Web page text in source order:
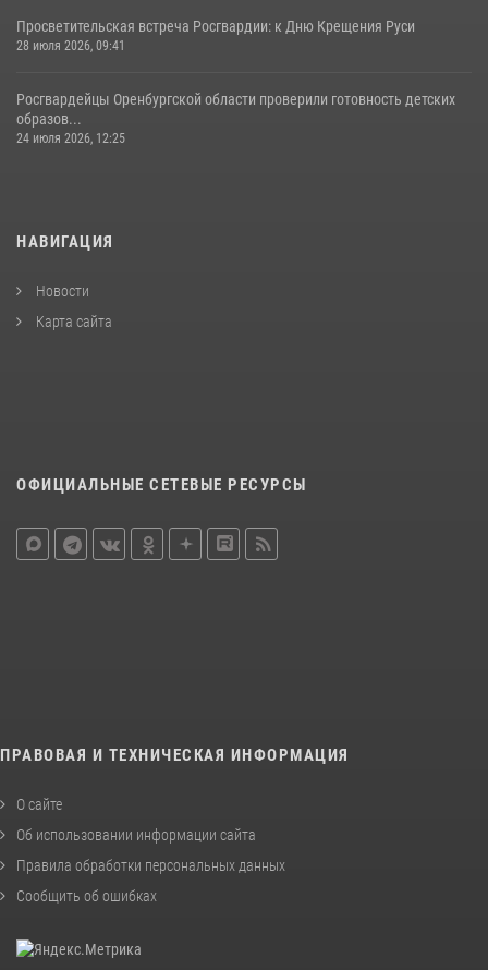
Просветительская встреча Росгвардии: к Дню Крещения Руси
28 июля 2026, 09:41
Росгвардейцы Оренбургской области проверили готовность детских
образов...
24 июля 2026, 12:25
НАВИГАЦИЯ
Новости
Карта сайта
ОФИЦИАЛЬНЫЕ СЕТЕВЫЕ РЕСУРСЫ
ПРАВОВАЯ И ТЕХНИЧЕСКАЯ ИНФОРМАЦИЯ
О сайте
Об использовании информации сайта
Правила обработки персональных данных
Сообщить об ошибках